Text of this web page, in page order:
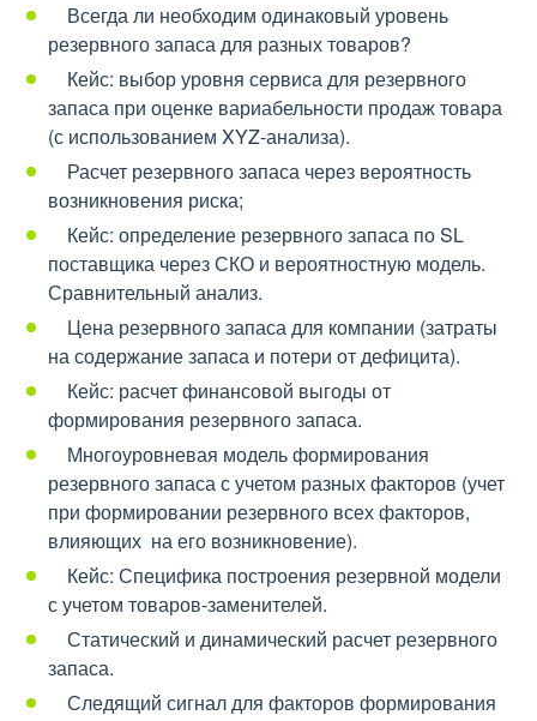
Всегда ли необходим одинаковый уровень
резервного запаса для разных товаров?
Кейс: выбор уровня сервиса для резервного
запаса при оценке вариабельности продаж товара
(с использованием XYZ-анализа).
Расчет резервного запаса через вероятность
возникновения риска;
Кейс: определение резервного запаса по SL
поставщика через СКО и вероятностную модель.
Сравнительный анализ.
Цена резервного запаса для компании (затраты
на содержание запаса и потери от дефицита).
Кейс: расчет финансовой выгоды от
формирования резервного запаса.
Многоуровневая модель формирования
резервного запаса с учетом разных факторов (учет
при формировании резервного всех факторов,
влияющих на его возникновение).
Кейс: Специфика построения резервной модели
с учетом товаров-заменителей.
Статический и динамический расчет резервного
запаса.
Следящий сигнал для факторов формирования